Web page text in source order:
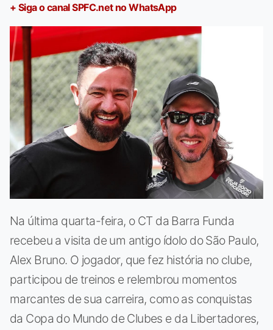
+ Siga o canal SPFC.net no WhatsApp
Na última quarta-feira, o CT da Barra Funda
recebeu a visita de um antigo ídolo do São Paulo,
Alex Bruno. O jogador, que fez história no clube,
participou de treinos e relembrou momentos
marcantes de sua carreira, como as conquistas
da Copa do Mundo de Clubes e da Libertadores,